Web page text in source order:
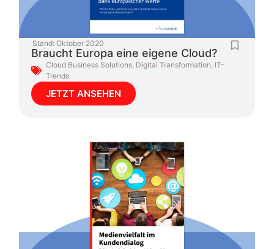
Stand: Oktober 2020
Braucht Europa eine eigene Cloud?
Cloud Business Solutions Digital Transformation IT-
Trends
JETZT ANSEHEN